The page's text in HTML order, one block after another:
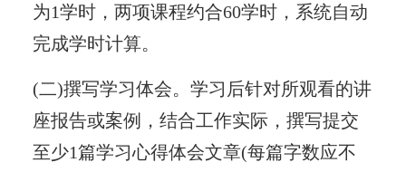
为1学时，两项课程约合60学时，系统自动
完成学时计算。
(二)撰写学习体会。学习后针对所观看的讲
座报告或案例，结合工作实际，撰写提交
至少1篇学习心得体会文章(每篇字数应不